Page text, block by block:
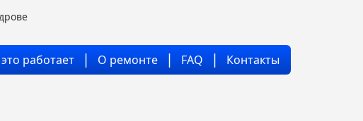
работает О ремонте FAQ Контакты